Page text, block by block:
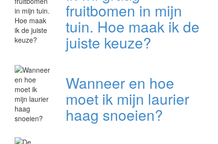
fruitbomen in mijn
tuin. Hoe maak ik de
juiste keuze?
Wanneer en hoe
moet ik mijn laurier
haag snoeien?